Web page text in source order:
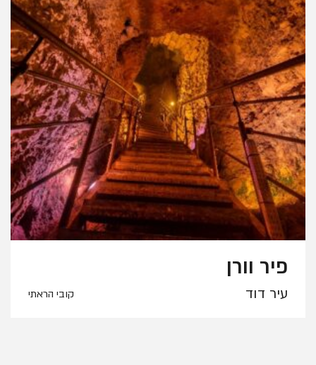
פיר וורן
עיר דוד קובי הראתי